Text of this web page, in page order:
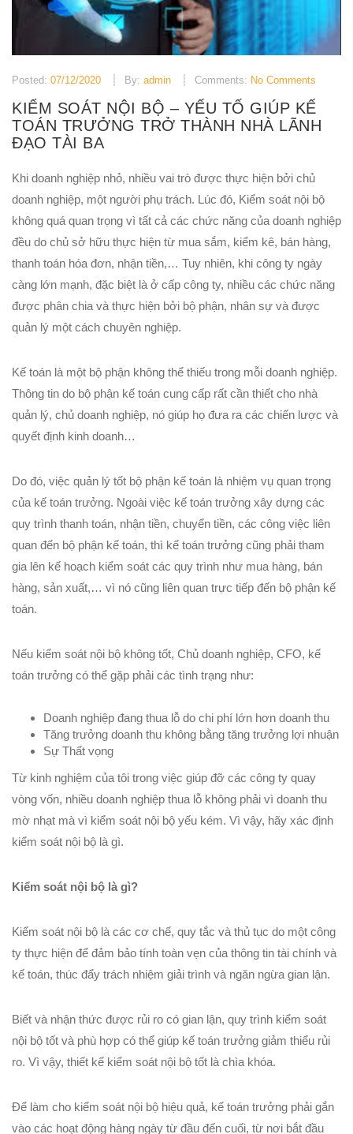
Posted: 07/12/2020 By: admin Comments: No Comments
KIỂM SOÁT NỘI BỘ – YẾU TỐ GIÚP KẾ
TOÁN TRƯỞNG TRỞ THÀNH NHÀ LÃNH
ĐẠO TÀI BA
Khi doanh nghiệp nhỏ, nhiều vai trò được thực hiện bởi chủ
doanh nghiệp, một người phụ trách. Lúc đó, Kiểm soát nội bộ
không quá quan trọng vì tất cả các chức năng của doanh nghiệp
đều do chủ sở hữu thực hiện từ mua sắm, kiểm kê, bán hàng,
thanh toán hóa đơn, nhận tiền,… Tuy nhiên, khi công ty ngày
càng lớn mạnh, đặc biệt là ở cấp công ty, nhiều các chức năng
được phân chia và thực hiện bởi bộ phận, nhân sự và được
quản lý một cách chuyên nghiệp.
Kế toán là một bộ phận không thể thiếu trong mỗi doanh nghiệp.
Thông tin do bộ phận kế toán cung cấp rất cần thiết cho nhà
quản lý, chủ doanh nghiệp, nó giúp họ đưa ra các chiến lược và
quyết định kinh doanh…
Do đó, việc quản lý tốt bộ phận kế toán là nhiệm vụ quan trọng
của kế toán trưởng. Ngoài việc kế toán trưởng xây dựng các
quy trình thanh toán, nhận tiền, chuyển tiền, các công việc liên
quan đến bộ phận kế toán, thì kế toán trưởng cũng phải tham
gia lên kế hoạch kiểm soát các quy trình như mua hàng, bán
hàng, sản xuất,… vì nó cũng liên quan trực tiếp đến bộ phận kế
toán.
Nếu kiểm soát nội bộ không tốt, Chủ doanh nghiệp, CFO, kế
toán trưởng có thể gặp phải các tình trạng như:
Doanh nghiệp đang thua lỗ do chi phí lớn hơn doanh thu
Tăng trưởng doanh thu không bằng tăng trưởng lợi nhuận
Sự Thất vọng
Từ kinh nghiệm của tôi trong việc giúp đỡ các công ty quay
vòng vốn, nhiều doanh nghiệp thua lỗ không phải vì doanh thu
mờ nhạt mà vì kiểm soát nội bộ yếu kém. Vì vậy, hãy xác định
kiểm soát nội bộ là gì.
Kiểm soát nội bộ là gì?
Kiểm soát nội bộ là các cơ chế, quy tắc và thủ tục do một công
ty thực hiện để đảm bảo tính toàn vẹn của thông tin tài chính và
kế toán, thúc đẩy trách nhiệm giải trình và ngăn ngừa gian lận.
Biết và nhận thức được rủi ro có gian lận, quy trình kiểm soát
nội bộ tốt và phù hợp có thể giúp kế toán trưởng giảm thiểu rủi
ro. Vì vậy, thiết kế kiểm soát nội bộ tốt là chìa khóa.
Để làm cho kiểm soát nội bộ hiệu quả, kế toán trưởng phải gắn
vào các hoạt động hàng ngày từ đầu đến cuối, từ nơi bắt đầu